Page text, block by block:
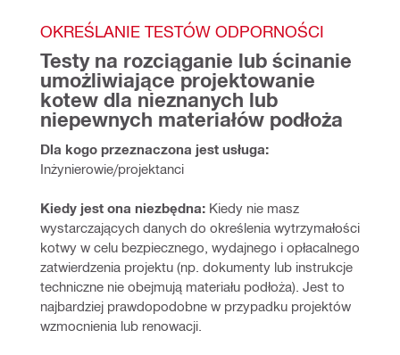
OKREŚLANIE TESTÓW ODPORNOŚCI
Testy na rozciąganie lub ścinanie
umożliwiające projektowanie
kotew dla nieznanych lub
niepewnych materiałów podłoża
Dla kogo przeznaczona jest usługa:
Inżynierowie/projektanci
Kiedy jest ona niezbędna: Kiedy nie masz
wystarczających danych do określenia wytrzymałości
kotwy w celu bezpiecznego, wydajnego i opłacalnego
zatwierdzenia projektu (np. dokumenty lub instrukcje
techniczne nie obejmują materiału podłoża). Jest to
najbardziej prawdopodobne w przypadku projektów
wzmocnienia lub renowacji.